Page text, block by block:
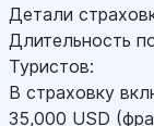
Детали
Длительность
Туристов:
В страховку
35,000 USD